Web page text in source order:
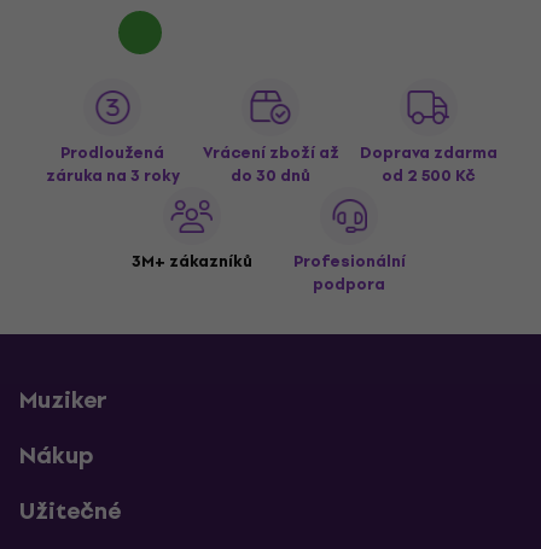
Prodloužená
záruka na 3 roky
Vrácení zboží až
do 30 dnů
Doprava zdarma
od 2 500 Kč
3M+ zákazníků
Profesionální
podpora
Muziker
Nákup
Užitečné